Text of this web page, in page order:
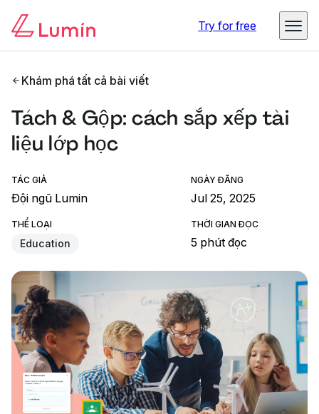
Try for free
Khám phá tất cả bài viết
Tách & Gộp: cách sắp xếp tài
liệu lớp học
TÁC GIẢ
Đội ngũ Lumin
NGÀY ĐĂNG
Jul 25, 2025
THỂ LOẠI
Education
THỜI GIAN ĐỌC
5 phút đọc